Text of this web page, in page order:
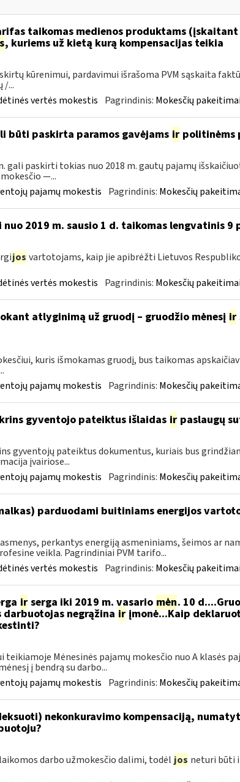
taikomas medienos produktams
, kuriems už kietą kurą kompensacijas teikia
kūrenimui, pardavimui išrašoma PVM sąskaita
/...
vertės mokestis Pagrindinis: Mokesčių
būti paskirta paramos gavėjams irpolitinėms
gali paskirti tokias nuo 2018 m. gautų pajamų
—...
pajamų mokestis Pagrindinis: Mokesčių
2019 m. sausio 1 d. taikomas lengvatinis 9
jos vartotojams, kaip jie apibrėžti Lietuvos
vertės mokestis Pagrindinis: Mokesčių
atlyginimą už gruodį – gruodžio mėnesį ir
kuris išmokamas gruodį, bus taikomas
pajamų mokestis Pagrindinis: Mokesčių
gyventojo pateiktus išlaidas irpaslaugų
gyventojų pateiktus dokumentus, kuriais bus
įvairiose...
pajamų mokestis Pagrindinis: Mokesčių
parduodami buitiniams energijos
perkantys energiją asmeniniams, šeimos ar
veikla. Pagrindiniai PVM tarifo...
vertės mokestis Pagrindinis: Mokesčių
irserga iki 2019 m. vasario mėn. 10
darbuotojas negrąžina irįmonė...Kaip
Mėnesinės pajamų mokesčio nuo A klasės
į bendrą su darbo...
pajamų mokestis Pagrindinis: Mokesčių
nekonkuravimo kompensaciją,
darbo užmokesčio dalimi, todėl jos neturi būti